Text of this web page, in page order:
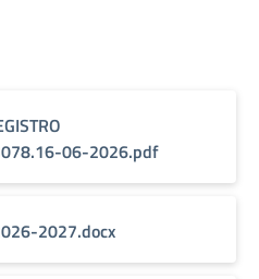
06-2026.pdf
2027.docx